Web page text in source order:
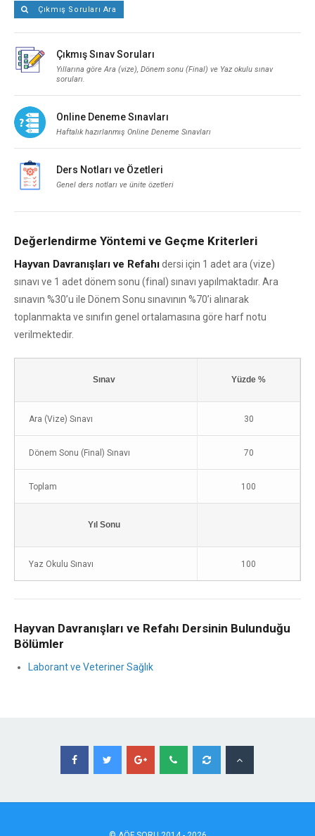
Çıkmış Soruları Ara
Çıkmış Sınav Soruları
Yıllarına göre Ara (vize), Dönem sonu (Final) ve Yaz okulu sınav
soruları.
Online Deneme Sınavları
Haftalık hazırlanmış Online Deneme Sınavları
Ders Notları ve Özetleri
Genel ders notları ve ünite özetleri
Değerlendirme Yöntemi ve Geçme Kriterleri
Hayvan Davranışları ve Refahıdersi için 1 adet ara (vize)
sınavı ve 1 adet dönem sonu (final) sınavı yapılmaktadır. Ara
sınavın %30’u ile Dönem Sonu sınavının %70’i alınarak
toplanmakta ve sınıfın genel ortalamasına göre harf notu
verilmektedir.
Sınav Yüzde %
Ara (Vize) Sınavı 30
Dönem Sonu (Final) Sınavı 70
Toplam 100
Yıl Sonu
Yaz Okulu Sınavı 100
Hayvan Davranışları ve Refahı Dersinin Bulunduğu
Bölümler
Laborant ve Veteriner Sağlık